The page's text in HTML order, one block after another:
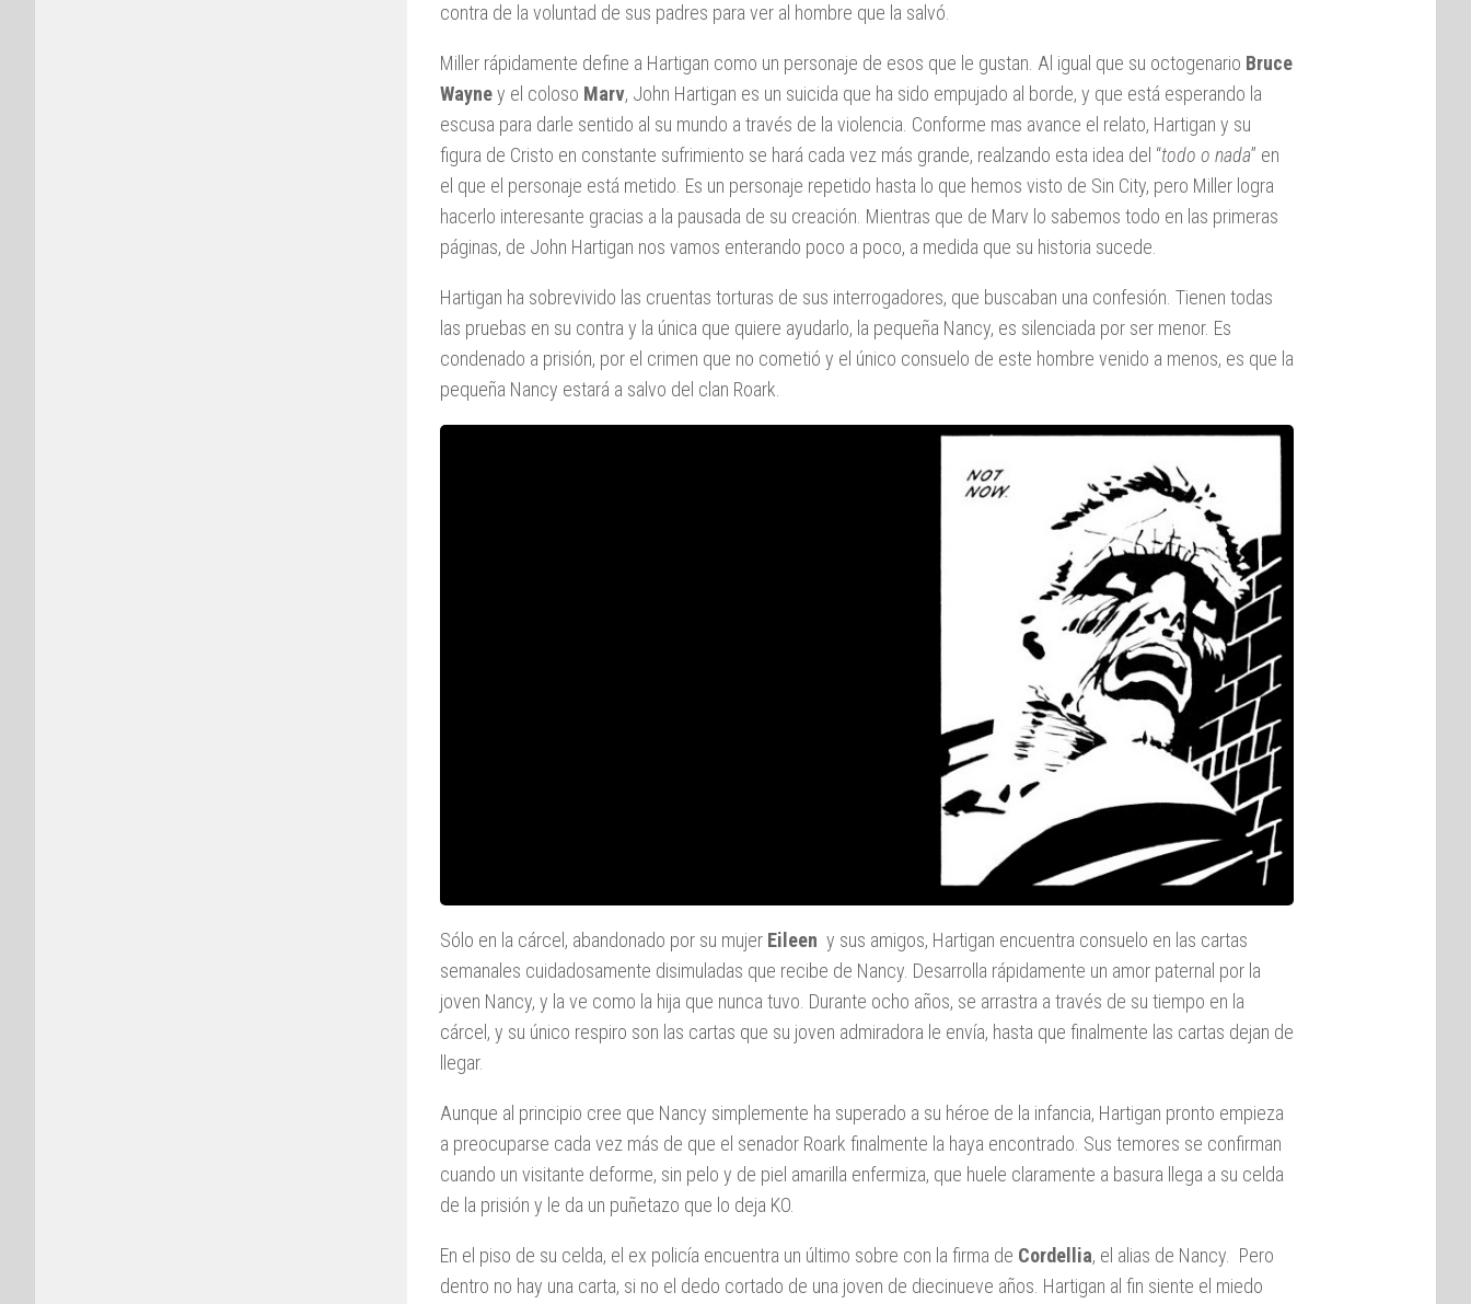
contra de la voluntad de sus padres para ver al hombre que la salvó.
Miller rápidamente define a Hartigan como un personaje de esos que le gustan. Al igual que su octogenario Bruce
Wayney el coloso Marv, John Hartigan es un suicida que ha sido empujado al borde, y que está esperando la
escusa para darle sentido al su mundo a través de la violencia. Conforme mas avance el relato, Hartigan y su
figura de Cristo en constante sufrimiento se hará cada vez más grande, realzando esta idea del “todo o nada” en
el que el personaje está metido. Es un personaje repetido hasta lo que hemos visto de Sin City, pero Miller logra
hacerlo interesante gracias a la pausada de su creación. Mientras que de Marv lo sabemos todo en las primeras
páginas, de John Hartigan nos vamos enterando poco a poco, a medida que su historia sucede.
Hartigan ha sobrevivido las cruentas torturas de sus interrogadores, que buscaban una confesión. Tienen todas
las pruebas en su contra y la única que quiere ayudarlo, la pequeña Nancy, es silenciada por ser menor. Es
condenado a prisión, por el crimen que no cometió y el único consuelo de este hombre venido a menos, es que la
pequeña Nancy estará a salvo del clan Roark.
Sólo en la cárcel, abandonado por su mujer Eileen y sus amigos, Hartigan encuentra consuelo en las cartas
semanales cuidadosamente disimuladas que recibe de Nancy. Desarrolla rápidamente un amor paternal por la
joven Nancy, y la ve como la hija que nunca tuvo. Durante ocho años, se arrastra a través de su tiempo en la
cárcel, y su único respiro son las cartas que su joven admiradora le envía, hasta que finalmente las cartas dejan de
llegar.
Aunque al principio cree que Nancy simplemente ha superado a su héroe de la infancia, Hartigan pronto empieza
a preocuparse cada vez más de que el senador Roark finalmente la haya encontrado. Sus temores se confirman
cuando un visitante deforme, sin pelo y de piel amarilla enfermiza, que huele claramente a basura llega a su celda
de la prisión y le da un puñetazo que lo deja KO.
En el piso de su celda, el ex policía encuentra un último sobre con la firma de Cordellia, el alias de Nancy. Pero
dentro no hay una carta, si no el dedo cortado de una joven de diecinueve años. Hartigan al fin siente el miedo